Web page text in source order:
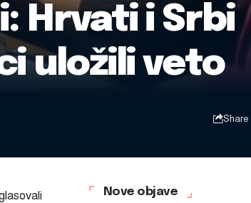
Hrvati i Srbi
uložili veto
Share
Nove objave